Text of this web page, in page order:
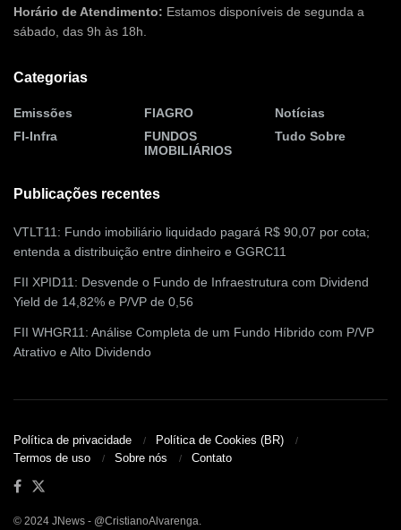
Horário de Atendimento: Estamos disponíveis de segunda a
sábado, das 9h às 18h.
Categorias
Emissões
FI-Infra
FIAGRO
FUNDOS
IMOBILIÁRIOS
Notícias
Tudo Sobre
Publicações recentes
VTLT11: Fundo imobiliário liquidado pagará R$ 90,07 por cota;
entenda a distribuição entre dinheiro e GGRC11
FII XPID11: Desvende o Fundo de Infraestrutura com Dividend
Yield de 14,82% e P/VP de 0,56
FII WHGR11: Análise Completa de um Fundo Híbrido com P/VP
Atrativo e Alto Dividendo
Política de privacidade
Política de Cookies (BR)
Termos de uso
Sobre nós Contato
© 2024 JNews - @CristianoAlvarenga.